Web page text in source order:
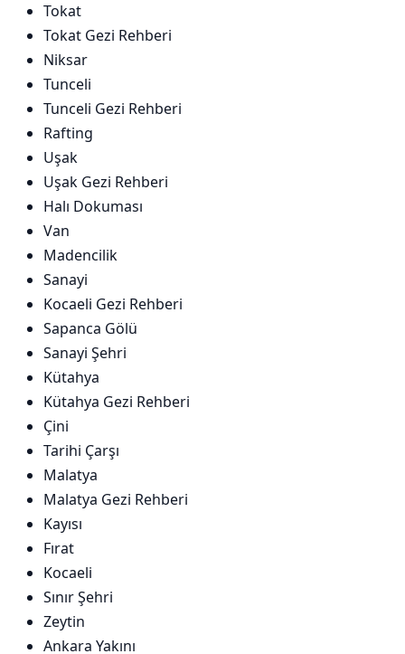
Tokat
Tokat Gezi Rehberi
Niksar
Tunceli
Tunceli Gezi Rehberi
Rafting
Uşak
Uşak Gezi Rehberi
Halı Dokuması
Van
Madencilik
Sanayi
Kocaeli Gezi Rehberi
Sapanca Gölü
Sanayi Şehri
Kütahya
Kütahya Gezi Rehberi
Çini
Tarihi Çarşı
Malatya
Malatya Gezi Rehberi
Kayısı
Fırat
Kocaeli
Sınır Şehri
Zeytin
Ankara Yakını